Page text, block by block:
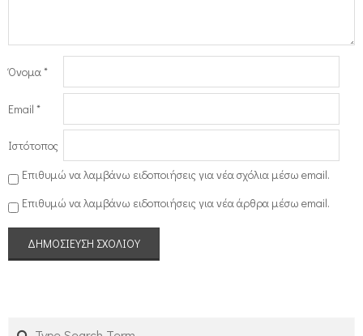
Όνομα*
Email *
Ιστότοπος
Επιθυμώ να λαμβάνω ειδοποιήσεις για νέα σχόλια μέσω email.
Επιθυμώ να λαμβάνω ειδοποιήσεις για νέα άρθρα μέσω email.
Search